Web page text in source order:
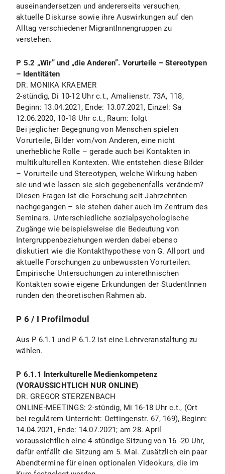
auseinandersetzen und andererseits versuchen,
aktuelle Diskurse sowie ihre Auswirkungen auf den
Alltag verschiedener MigrantInnengruppen zu
verstehen.
P 5.2 „Wir” und „die Anderen”. Vorurteile – Stereotypen
– Identitäten
DR. MONIKA KRAEMER
2-stündig, Di 10-12 Uhr c.t., Amalienstr. 73A, 118,
Beginn: 13.04.2021, Ende: 13.07.2021, Einzel: Sa
12.06.2020, 10-18 Uhr c.t., Raum: folgt
Bei jeglicher Begegnung von Menschen spielen
Vorurteile, Bilder vom/von Anderen, eine nicht
unerhebliche Rolle – gerade auch bei Kontakten in
multikulturellen Kontexten. Wie entstehen diese Bilder
– Vorurteile und Stereotypen, welche Wirkung haben
sie und wie lassen sie sich gegebenenfalls verändern?
Diesen Fragen ist die Forschung seit Jahrzehnten
nachgegangen – sie stehen daher auch im Zentrum des
Seminars. Unterschiedliche sozialpsychologische
Zugänge wie beispielsweise die Bedeutung von
Intergruppenbeziehungen werden dabei ebenso
diskutiert wie die Kontakthypothese von G. Allport und
aktuelle Forschungen zu unbewussten Vorurteilen.
Empirische Untersuchungen zu interethnischen
Kontakten sowie eigene Erkundungen der StudentInnen
runden den theoretischen Rahmen ab.
P 6 / I Profilmodul
Aus P 6.1.1 und P 6.1.2 ist eine Lehrveranstaltung zu
wählen.
P 6.1.1 Interkulturelle Medienkompetenz
(VORAUSSICHTLICH NUR ONLINE)
DR. GREGOR STERZENBACH
ONLINE-MEETINGS: 2-stündig, Mi 16-18 Uhr c.t., (Ort
bei regulärem Unterricht: Oettingenstr. 67, 169), Beginn:
14.04.2021, Ende: 14.07.2021; am 28. April
voraussichtlich eine 4-stündige Sitzung von 16 -20 Uhr,
dafür entfällt die Sitzung am 5. Mai. Zusätzlich ein paar
Abendtermine für einen optionalen Videokurs, die im